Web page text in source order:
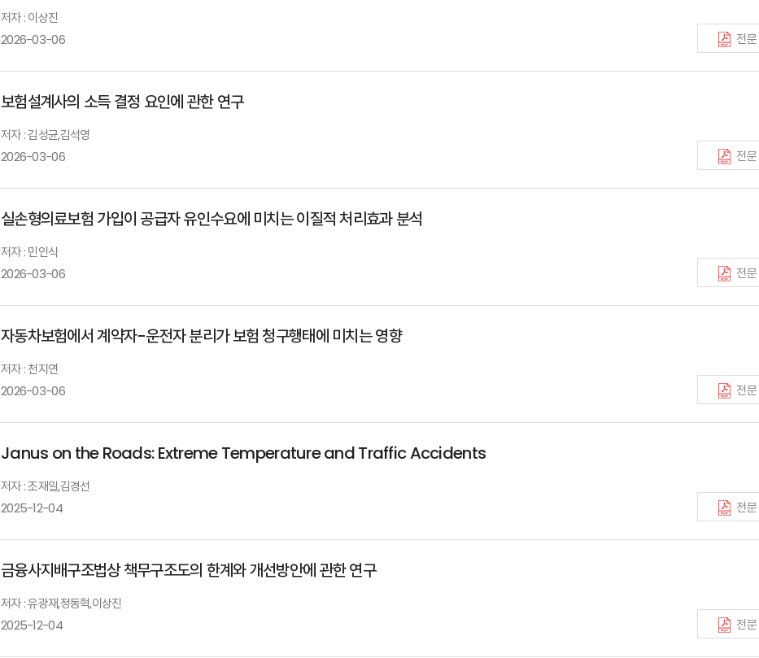
저자 : 이상진
2026-03-06
전문
보험설계사의 소득 결정 요인에 관한 연구
저자 : 김성균,김석영
2026-03-06
전문
실손형의료보험 가입이 공급자 유인수요에 미치는 이질적 처리효과 분석
저자 : 민인식
2026-03-06
전문
자동차보험에서 계약자-운전자 분리가 보험 청구행태에 미치는 영향
저자 : 천지연
2026-03-06
전문
Janus on the Roads: Extreme Temperature and Traffic Accidents
저자 : 조재일,김경선
2025-12-04
전문
금융사지배구조법상 책무구조도의 한계와 개선방안에 관한 연구
저자 : 유광재,정동혁,이상진
2025-12-04
전문